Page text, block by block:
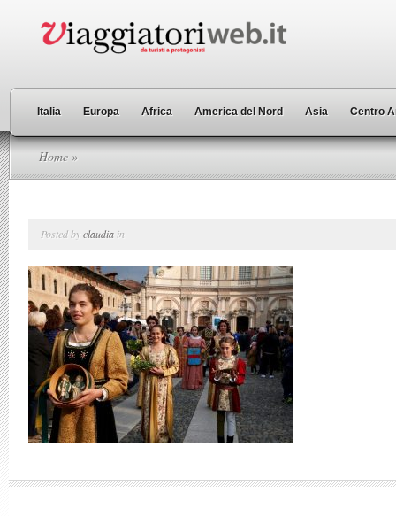
Italia Europa Africa America del Nord Asia Centro
Home »
Posted byclaudia in